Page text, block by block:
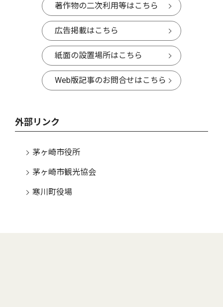
著作物の二次利用等はこちら
広告掲載はこちら
紙面の設置場所はこちら
Web版記事のお問合せはこちら
外部リンク
茅ヶ崎市役所
茅ヶ崎市観光協会
寒川町役場